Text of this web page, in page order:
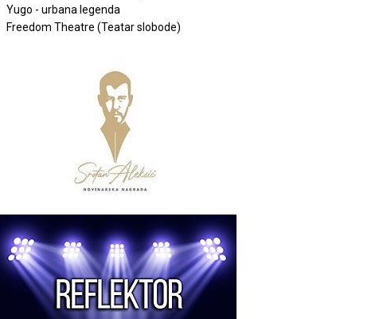
Yugo - urbana legenda
Freedom Theatre (Teatar slobode)